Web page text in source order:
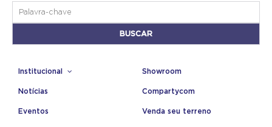
Institucional
Notícias
Eventos
Showroom
Compartycom
Venda seu terreno